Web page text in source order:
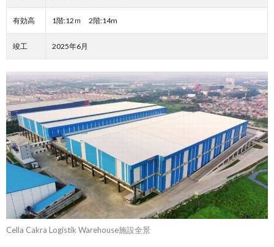
有効高 1階:12ｍ 2階:14m
竣工 2025年6月
Cella Cakra Logistik Warehouse施設全景